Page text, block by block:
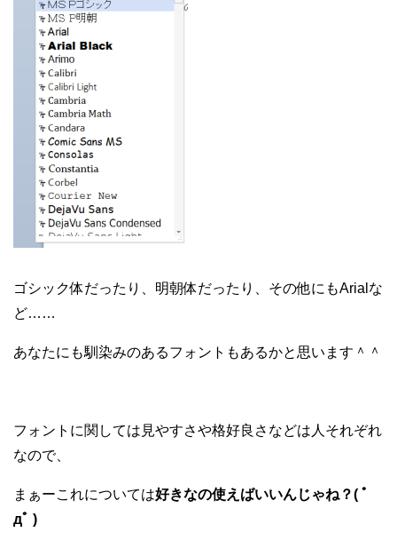
ゴシック体だったり、明朝体だったり、その他にもArialな
ど……
あなたにも馴染みのあるフォントもあるかと思います＾＾
フォントに関しては見やすさや格好良さなどは人それぞれ
なので、
まぁーこれについては好きなの使えばいいんじゃね？( ﾟ
дﾟ )